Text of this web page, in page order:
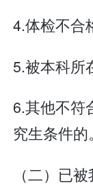
4.体检不合
5.被本科所
6.其他不符
究生条件的。
（二）已